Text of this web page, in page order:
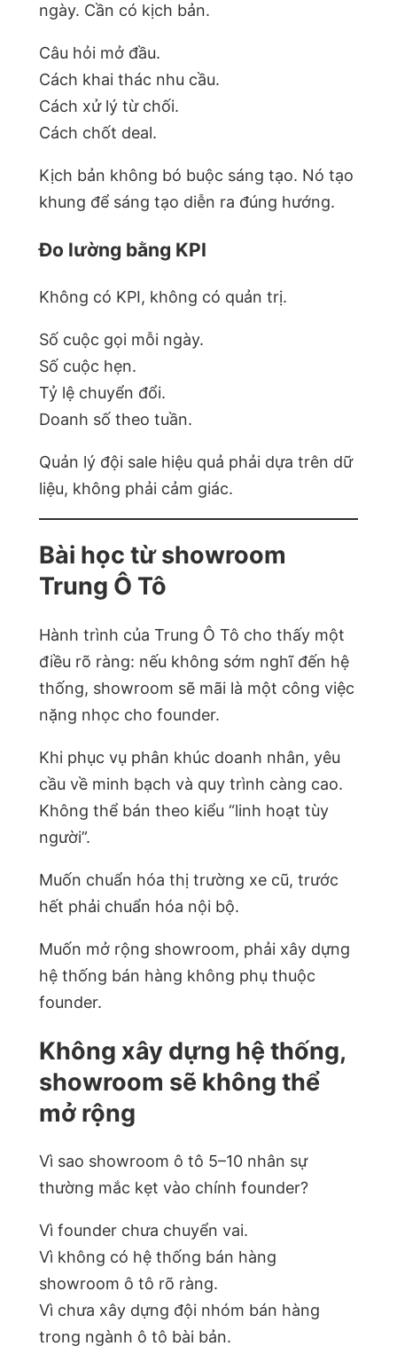
ngày. Cần có kịch bản.
Câu hỏi mở đầu.
Cách khai thác nhu cầu.
Cách xử lý từ chối.
Cách chốt deal.
Kịch bản không bó buộc sáng tạo. Nó tạo
khung để sáng tạo diễn ra đúng hướng.
Đo lường bằng KPI
Không có KPI, không có quản trị.
Số cuộc gọi mỗi ngày.
Số cuộc hẹn.
Tỷ lệ chuyển đổi.
Doanh số theo tuần.
Quản lý đội sale hiệu quả phải dựa trên dữ
liệu, không phải cảm giác.
Bài học từ showroom
Trung Ô Tô
Hành trình của Trung Ô Tô cho thấy một
điều rõ ràng: nếu không sớm nghĩ đến hệ
thống, showroom sẽ mãi là một công việc
nặng nhọc cho founder.
Khi phục vụ phân khúc doanh nhân, yêu
cầu về minh bạch và quy trình càng cao.
Không thể bán theo kiểu “linh hoạt tùy
người”.
Muốn chuẩn hóa thị trường xe cũ, trước
hết phải chuẩn hóa nội bộ.
Muốn mở rộng showroom, phải xây dựng
hệ thống bán hàng không phụ thuộc
founder.
Không xây dựng hệ thống,
showroom sẽ không thể
mở rộng
Vì sao showroom ô tô 5–10 nhân sự
thường mắc kẹt vào chính founder?
Vì founder chưa chuyển vai.
Vì không có hệ thống bán hàng
showroom ô tô rõ ràng.
Vì chưa xây dựng đội nhóm bán hàng
trong ngành ô tô bài bản.